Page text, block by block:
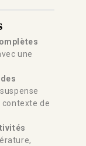
une
contexte de